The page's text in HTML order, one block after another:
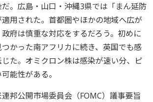
。広島・山口・沖縄3県では「まん延防
用された。首都圏やほかの地域へ広が
府は慎重な対応をするだろう。初めに
かった南アフリカに続き、英国でも感
た。オミクロン株は感染が速い分、ピ
能性がある。
邦公開市場委員会（FOMC）議事要旨